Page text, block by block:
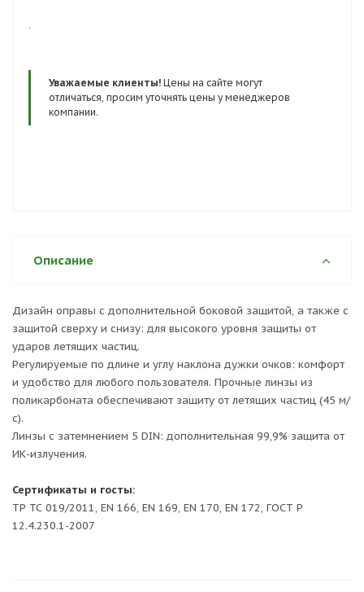
.
Уважаемые клиенты! Цены на сайте могут
отличаться, просим уточнять цены у менеджеров
компании.
Описание
Дизайн оправы с дополнительной боковой защитой, а также с
защитой сверху и снизу: для высокого уровня защиты от
ударов летящих частиц.
Регулируемые по длине и углу наклона дужки очков: комфорт
и удобство для любого пользователя. Прочные линзы из
поликарбоната обеспечивают защиту от летящих частиц (45 м/
с).
Линзы с затемнением 5 DIN: дополнительная 99,9% защита от
ИК-излучения.
Сертификаты и госты:
ТР ТС 019/2011, EN 166, EN 169, EN 170, EN 172, ГОСТ Р
12.4.230.1-2007